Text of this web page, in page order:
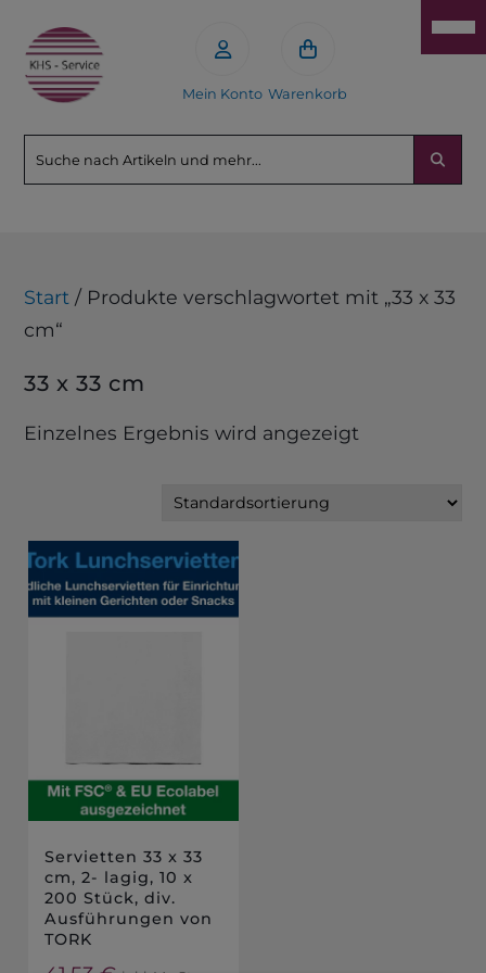
Mein Konto Warenkorb
Start / Produkte verschlagwortet mit „33 x 33
cm“
33 x 33 cm
Einzelnes Ergebnis wird angezeigt
Servietten 33 x 33
cm, 2- lagig, 10 x
200 Stück, div.
Ausführungen von
TORK